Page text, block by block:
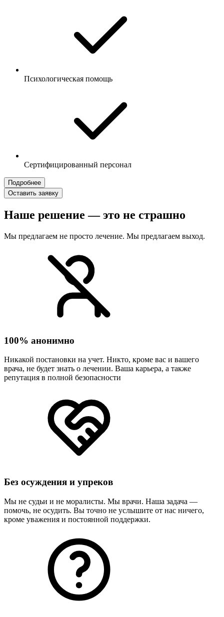
Психологическая помощь
Сертифицированный персонал
Подробнее
Оставить заявку
Наше решение — это не страшно
Мы предлагаем не просто лечение. Мы предлагаем выход.
100% анонимно
Никакой постановки на учет. Никто, кроме вас и вашего
врача, не будет знать о лечении. Ваша карьера, а также
репутация в полной безопасности
Без осуждения и упреков
Мы не судьи и не моралисты. Мы врачи. Наша задача —
помочь, не осудить. Вы точно не услышите от нас ничего,
кроме уважения и постоянной поддержки.